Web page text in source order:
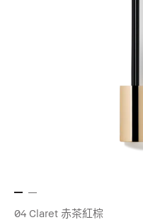
04 Claret 赤茶紅棕